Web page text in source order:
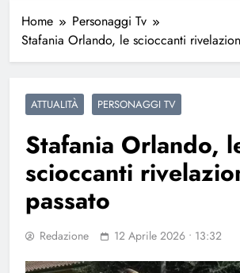
Home
Personaggi Tv
Stafania Orlando, le scioccanti
ATTUALITÀ PERSONAGGI TV
Stafania Orlando,
scioccanti
passato
Redazione 12 Aprile 2026 • 13:32